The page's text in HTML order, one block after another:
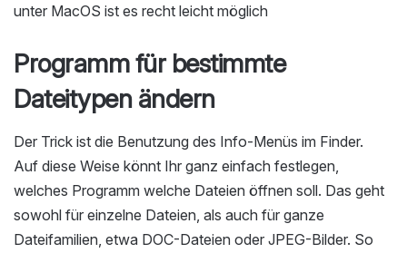
unter MacOS ist es recht leicht möglich
Programm für bestimmte
Dateitypen ändern
Der Trick ist die Benutzung des Info-Menüs im Finder.
Auf diese Weise könnt Ihr ganz einfach festlegen,
welches Programm welche Dateien öffnen soll. Das geht
sowohl für einzelne Dateien, als auch für ganze
Dateifamilien, etwa DOC-Dateien oder JPEG-Bilder. So